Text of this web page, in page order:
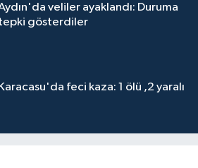
veliler ayaklandı: Duruma
gösterdiler
Karacasu'da feci kaza: 1 ölü ,2 yaralı